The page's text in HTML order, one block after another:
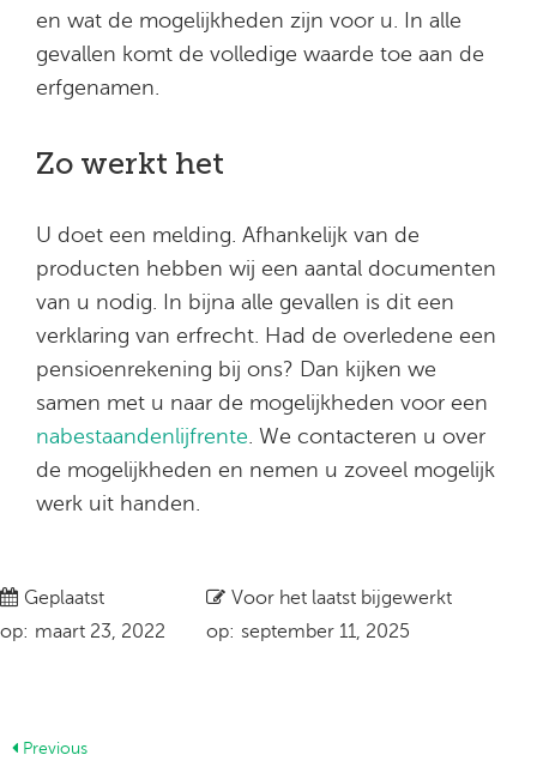
en wat de mogelijkheden zijn voor u. In alle
gevallen komt de volledige waarde toe aan de
erfgenamen.
Zo werkt het
U doet een melding. Afhankelijk van de
producten hebben wij een aantal documenten
van u nodig. In bijna alle gevallen is dit een
verklaring van erfrecht. Had de overledene een
pensioenrekening bij ons? Dan kijken we
samen met u naar de mogelijkheden voor een
nabestaandenlijfrente . We contacteren u over
de mogelijkheden en nemen u zoveel mogelijk
werk uit handen.
Geplaatst
op: maart 23, 2022
Voor het laatst bijgewerkt
op: september 11, 2025
Previous